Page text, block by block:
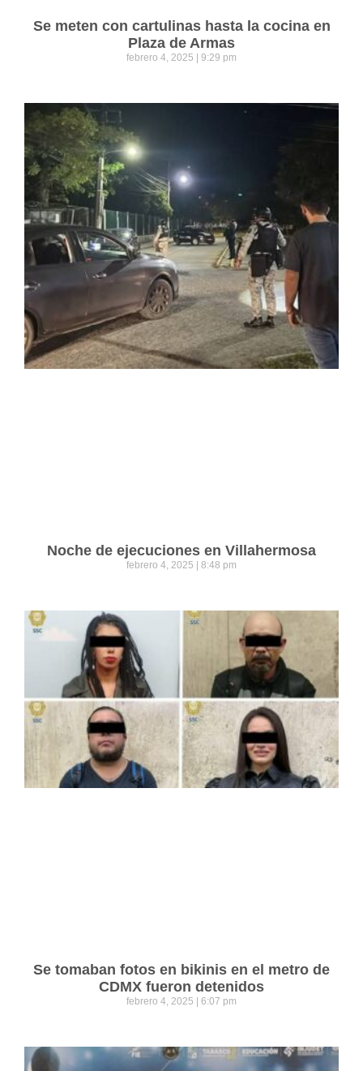
Se meten con cartulinas hasta la cocina en
Plaza de Armas
febrero 4, 2025 9:29 pm
Noche de ejecuciones en Villahermosa
febrero 4, 2025 8:48 pm
Se tomaban fotos en bikinis en el metro de
CDMX fueron detenidos
febrero 4, 2025 6:07 pm